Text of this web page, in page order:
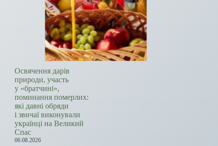
Освячення дарів
природи, участь
у «братчині»,
поминання померлих:
які давні обряди
і звичаї виконували
українці на Великий
Спас
06.08.2026